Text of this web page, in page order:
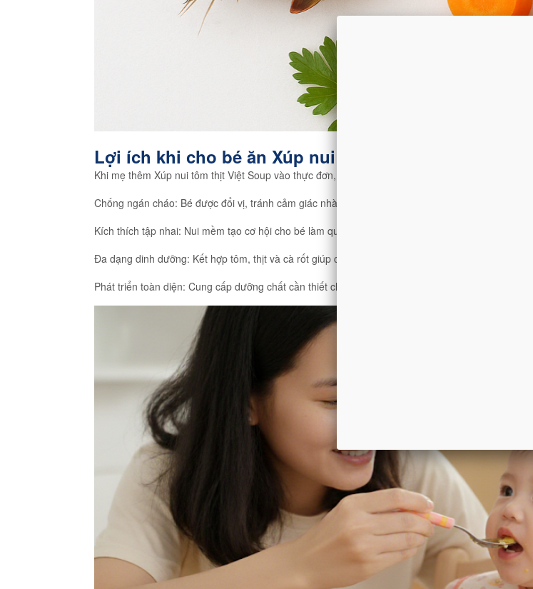
Lợi ích khi cho bé ăn Xúp nui tôm thịt
Khi mẹ thêm Xúp nui tôm thịt Việt Soup vào thực đơn, bé sẽ nhận được nhiều lợi ích vượt trội
Chống ngán cháo: Bé được đổi vị, tránh cảm giác nhàm chán.
Kích thích tập nhai: Nui mềm tạo cơ hội cho bé làm quen với thức ăn thô.
Đa dạng dinh dưỡng: Kết hợp tôm, thịt và cà rốt giúp cân bằng nhóm chất.
Phát triển toàn diện: Cung cấp dưỡng chất cần thiết cho xương, não bộ và hệ miễn dịch.